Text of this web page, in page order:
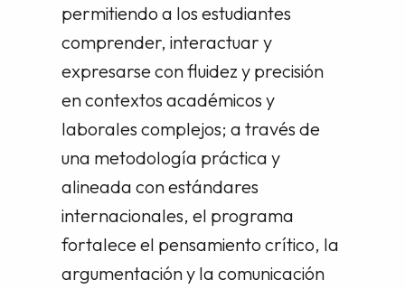
permitiendo a los estudiantes
comprender, interactuar y
expresarse con fluidez y precisión
en contextos académicos y
laborales complejos; a través de
una metodología práctica y
alineada con estándares
internacionales, el programa
fortalece el pensamiento crítico, la
argumentación y la comunicación